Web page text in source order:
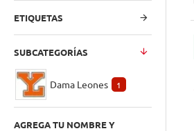
ETIQUETAS
SUBCATEGORÍAS
Dama Leones 1
AGREGA TU NOMBRE Y